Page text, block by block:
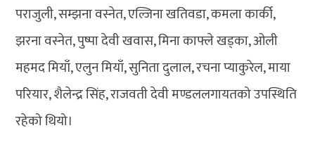
पराजुली, सम्झना वस्नेत, एल्जिना खतिवडा, कमला कार्की,
झरना वस्नेत, पुष्पा देवी खवास, मिना काफ्ले खड्का, ओली
महमद मियाँ, एलुन मियाँ, सुनिता दुलाल, रचना प्याकुरेल, माया
परियार, शैलेन्द्र सिंह, राजवती देवी मण्डललगायतको उपस्थिति
रहेको थियो।